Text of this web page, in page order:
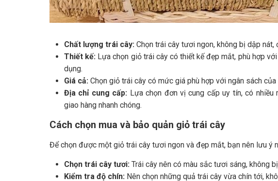
Chất lượng trái cây: Chọn trái cây tươi ngon, không bị dập
Thiết kế: Lựa chọn giỏ trái cây có thiết kế đẹp mắt, phù hợp
dụng.
Giá cả: Chọn giỏ trái cây có mức giá phù hợp với ngân sách của
Địa chỉ cung cấp: Lựa chọn đơn vị cung cấp uy tín, có
giao hàng nhanh chóng.
Cách chọn mua và bảo quản giỏ trái cây
Để chọn được một giỏ trái cây tươi ngon và đẹp mắt, bạn nên lưu ý
Chọn trái cây tươi: Trái cây nên có màu sắc tươi sáng, không
Kiểm tra độ chín: Nên chọn những quả trái cây vừa chín tới,